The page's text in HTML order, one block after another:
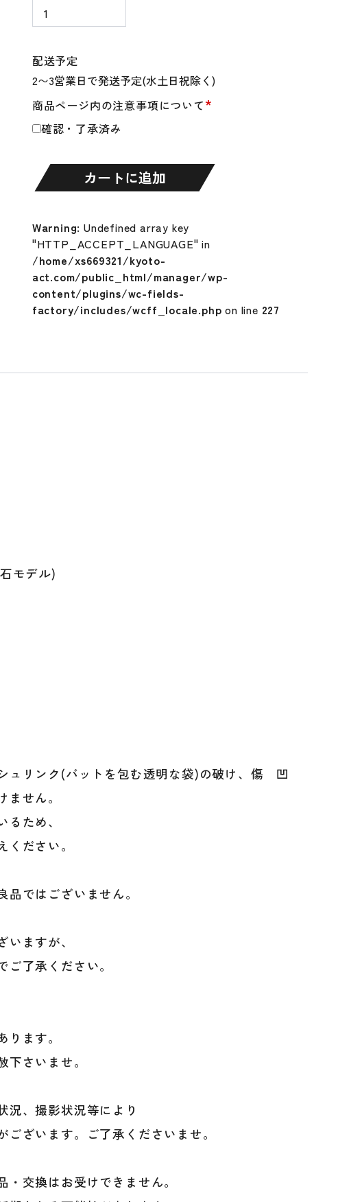
商品ページ内の注意事項について*
確認・了承済み
配送予定
セ
式
製
バ
ッ
ト
日
デ
ル
マ
ザ
ー
ズ
デ
ン
モ
デ
ッ
プ
バ
ラ
ン
式
製
バ
カートに追加
Warning: Undefined array key
"HTTP_ACCEPT_LANGUAGE" in
/home/xs669321/kyoto-
act.com/public_html/manager/wp-
content/plugins/wc-fields-
factory/includes/wcff_locale.php on line 227
モデル)
ュリンク(バットを包む透明な袋)の破け、傷 凹
せん。
ため、
ださい。
ではございません。
ますが、
了承ください。
ます。
さいませ。
況、撮影状況等により
ざいます。ご了承くださいませ。
交換はお受けできません。